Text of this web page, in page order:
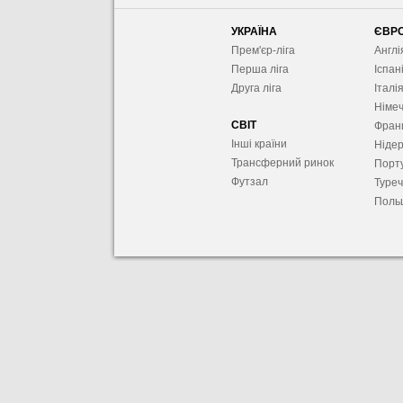
УКРАЇНА
Прем'єр-ліга
Перша ліга
Друга ліга
СВІТ
Інші країни
Трансферний ринок
Футзал
Італія